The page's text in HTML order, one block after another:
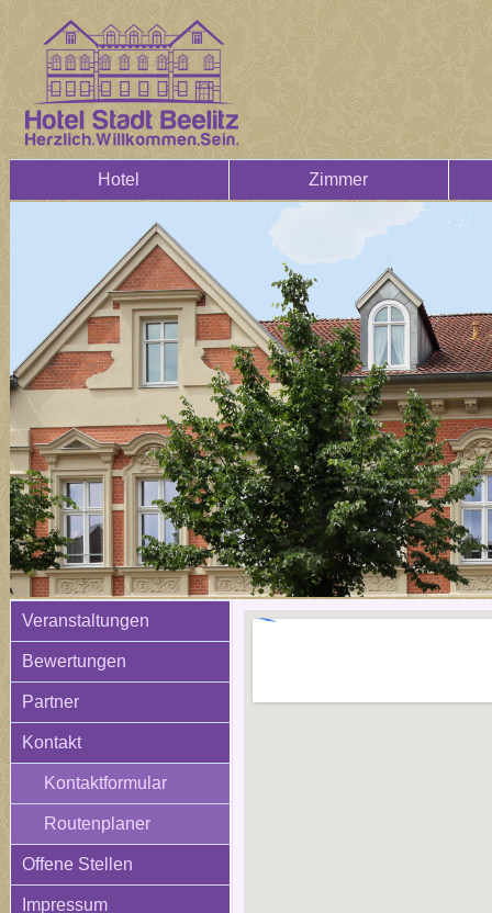
Hotel Zimmer
Veranstaltungen
Bewertungen
Partner
Kontakt
Kontaktformular
Routenplaner
Offene Stellen
Impressum